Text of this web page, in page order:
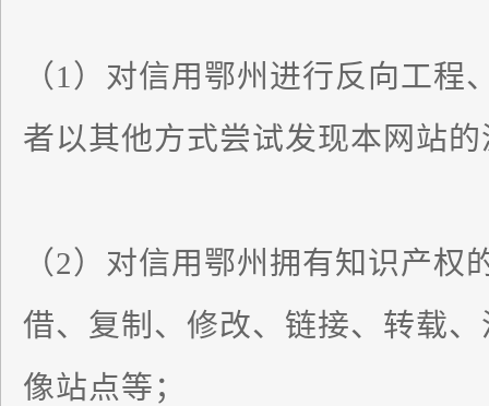
（1）对信用鄂州进行反向工
者以其他方式尝试发现本网站
（2）对信用鄂州拥有知识产
借、复制、修改、链接、转载
像站点等；